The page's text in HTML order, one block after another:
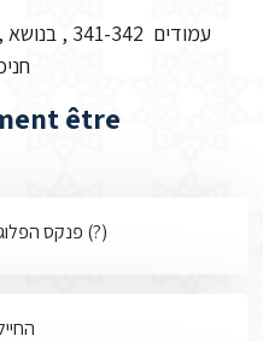
être
פנקס הפלוגה, המדבר המערבי 1942 (?)